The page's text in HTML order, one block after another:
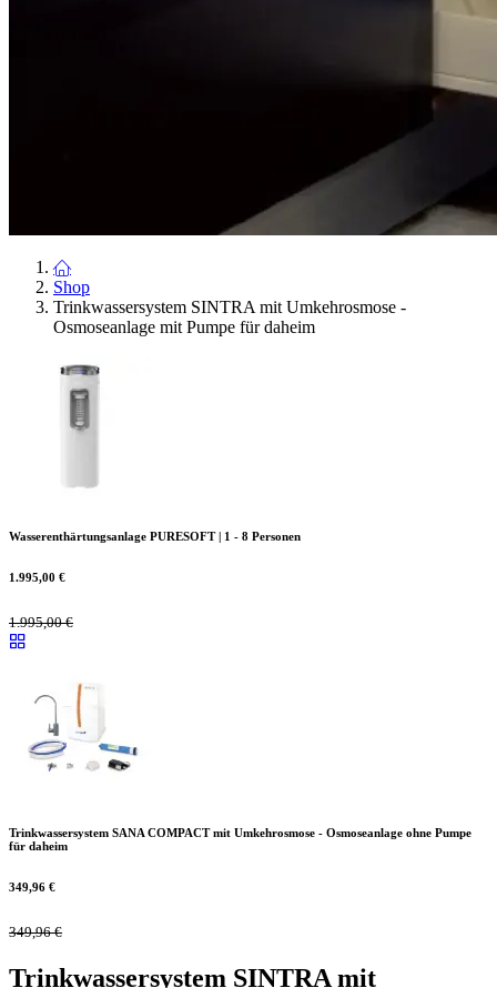
Shop
Trinkwassersystem SINTRA mit Umkehrosmose -
Osmoseanlage mit Pumpe für daheim
Wasserenthärtungsanlage PURESOFT | 1 - 8 Personen
1.995,00 €
1.995,00€
Trinkwassersystem SANA COMPACT mit Umkehrosmose - Osmoseanlage ohne Pumpe
für daheim
349,96 €
349,96€
Trinkwassersystem SINTRA mit